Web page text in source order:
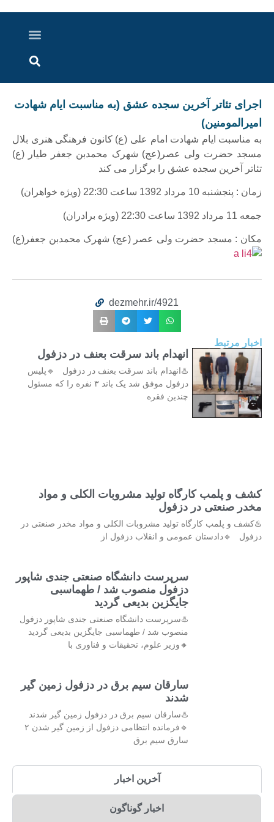
اجرای تئاتر آخرین سجده عشق (به مناسبت ایام شهادت
امیرالمومنین)
به مناسبت ایام شهادت امام علی (ع) کانون فرهنگی هنری بلال
مسجد حضرت ولی عصر(عج) شهرک محمدبن جعفر طیار (ع)
تئاتر آخرین سجده عشق را برگزار می کند
زمان : پنجشنبه 10 مرداد 1392 ساعت 22:30 (ویژه خواهران)
جمعه 11 مرداد 1392 ساعت 22:30 (ویژه برادران)
مکان : مسجد حضرت ولی عصر (عج) شهرک محمدبن جعفر(ع)
dezmehr.ir/4921
اخبار مرتبط
انهدام باند سرقت بعنف در دزفول
♨️انهدام باند سرقت بعنف در دزفول 🔹پلیس
دزفول موفق شد یک باند ۳ نفره را که مسئول
چندین فقره
کشف و پلمب کارگاه تولید مشروبات الکلی و مواد
مخدر صنعتی در دزفول
♨️کشف و پلمب کارگاه تولید مشروبات الکلی و مواد مخدر صنعتی در
دزفول 🔹دادستان عمومی و انقلاب دزفول از
سرپرست دانشگاه صنعتی جندی شاپور
دزفول منصوب شد / طهماسبی
جایگزین بدیعی گردید
♨️سرپرست دانشگاه صنعتی جندی شاپور دزفول
منصوب شد / طهماسبی جایگزین بدیعی گردید
🔸وزیر علوم، تحقیقات و فناوری با
سارقان سیم برق در دزفول زمین گیر
شدند
♨️سارقان سیم برق در دزفول زمین گیر شدند
🔹فرمانده انتظامی دزفول از زمین گیر شدن ۲
سارق سیم برق
آخرین اخبار
اخبار گوناگون